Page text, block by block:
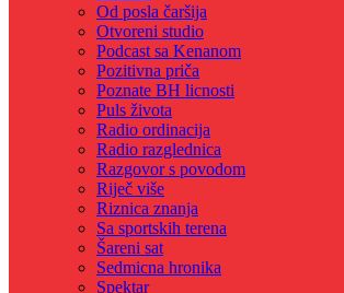
Od posla čaršija
Otvoreni studio
Podcast sa Kenanom
Pozitivna priča
Poznate BH licnosti
Puls života
Radio ordinacija
Radio razglednica
Razgovor s povodom
Riječ više
Riznica znanja
Sa sportskih terena
Šareni sat
Sedmicna hronika
Spektar